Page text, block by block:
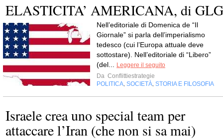
ELASTICITA’ AMERICANA, di GLG
Nell’editoriale di Domenica de “Il
Giornale” si parla dell’imperialismo
tedesco (cui l’Europa attuale deve
sottostare). Nell’editoriale di “Libero”
(del...
Leggere il seguito
Da Conflittiestrategie
POLITICA SOCIETÀ STORIA E FILOSOFIA
Israele crea uno special team per
attaccare l’Iran (che non si sa mai)